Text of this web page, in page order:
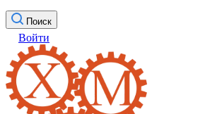
Поиск
Войти